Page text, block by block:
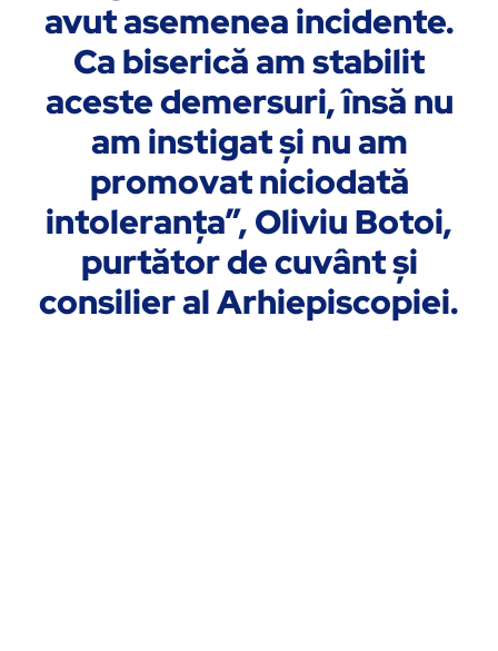
avut asemenea incidente.
Ca biserică am stabilit
aceste demersuri, însă nu
am instigat şi nu am
promovat niciodată
intoleranţa”, Oliviu Botoi,
purtător de cuvânt şi
consilier al Arhiepiscopiei.